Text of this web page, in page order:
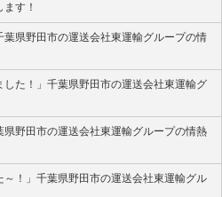
す！
葉県野田市の運送会社東運輸グループの情
した！」千葉県野田市の運送会社東運輸グ
県野田市の運送会社東運輸グループの情熱
～！」千葉県野田市の運送会社東運輸グル